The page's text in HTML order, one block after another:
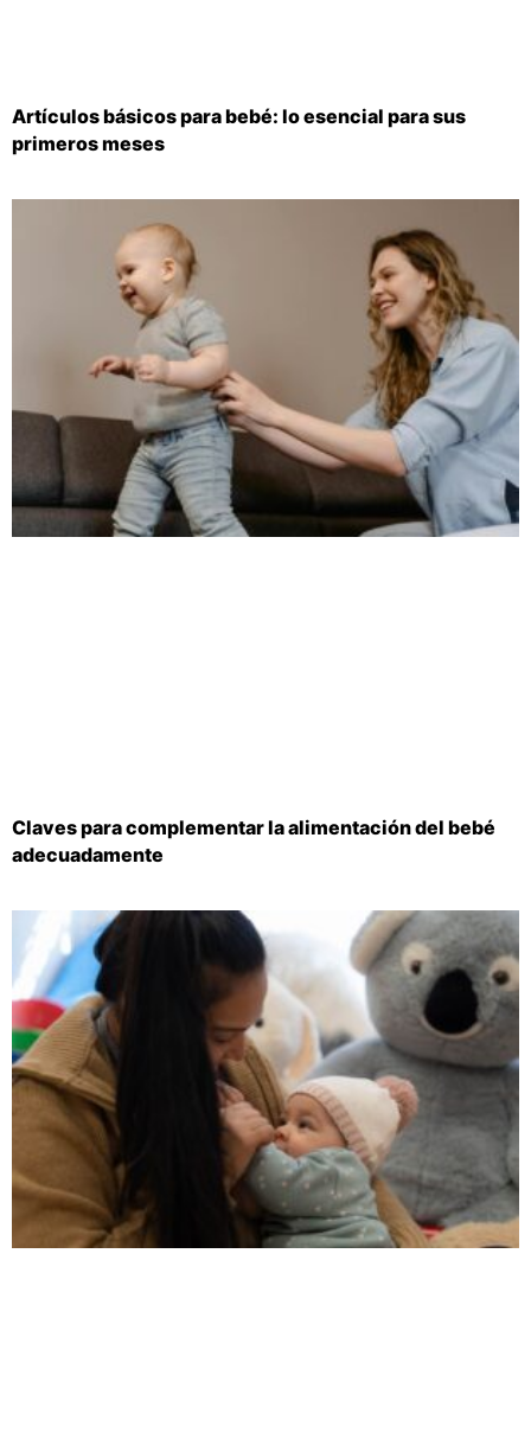
Artículos básicos para bebé: lo esencial para sus
primeros meses
Claves para complementar la alimentación del bebé
adecuadamente